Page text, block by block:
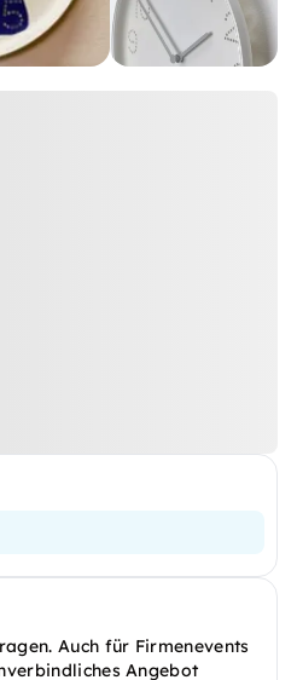
Auch für Firmenevents
Angebot